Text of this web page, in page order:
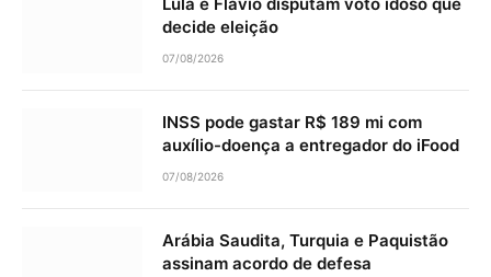
decide eleição
07/08/2026
INSS pode gastar R$ 189 mi com
auxílio-doença a entregador do iFood
07/08/2026
Arábia Saudita, Turquia e Paquistão
assinam acordo de defesa